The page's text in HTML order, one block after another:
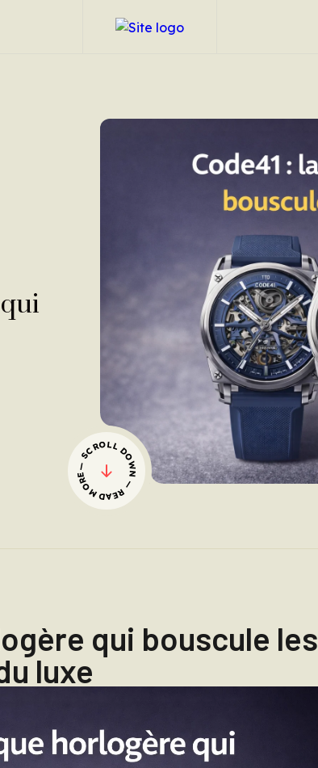
— SCROLL DOWN — READ MORE
qui bouscule les
luxe